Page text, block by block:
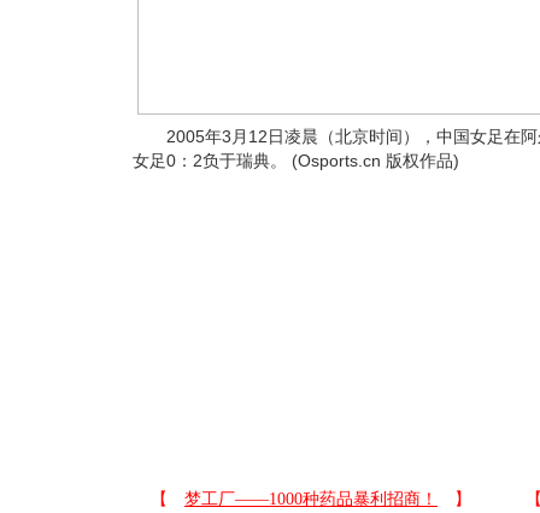
2005年3月12日凌晨（北京时间），中国女足在阿
女足0：2负于瑞典。 (Osports.cn 版权作品)